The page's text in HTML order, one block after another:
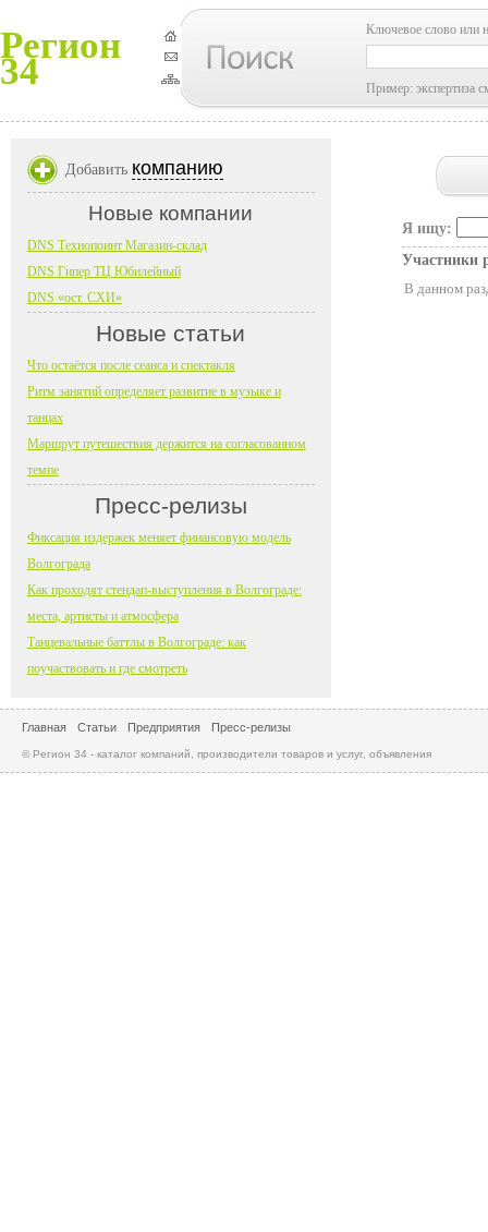
Регион
34
Ключевое слово или
Пример: экспертиза
Я ищу:
Участники
В данном
Добавить компанию
Новые компании
DNS Технопоинт Магазин-склад
DNS Гипер ТЦ Юбилейный
DNS «ост. СХИ»
Новые статьи
Что остаётся после сеанса и спектакля
Ритм занятий определяет развитие в музыке и
танцах
Маршрут путешествия держится на согласованном
темпе
Пресс-релизы
Фиксация издержек меняет финансовую модель
Волгограда
Как проходят стендап-выступления в Волгограде:
места, артисты и атмосфера
Танцевальные баттлы в Волгограде: как
поучаствовать и где смотреть
Главная Статьи Предприятия Пресс-релизы
© Регион 34 - каталог компаний, производители товаров и услуг, объявления